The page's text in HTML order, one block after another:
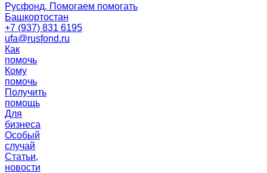
Русфонд. Помогаем помогать
Башкортостан
+7 (937) 831 6195
ufa@rusfond.ru
Как
помочь
Кому
помочь
Получить
помощь
Для
бизнеса
Особый
случай
Статьи,
новости